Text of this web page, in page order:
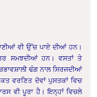
ਵੀ ਉੱਚ ਪਾਏ ਦੀਆਂ ਹਨ।
ਸਮਝਦੀਆਂ ਹਨ। ਵਸਤਾਂ ਤੇ
ਢੰਗ ਨਾਲ ਸਿਰਜਦੀਆਂ
ਵਰਣਿਤ ਦੋਵਾਂ ਪੁਸਤਕਾਂ ਵਿਚ
ਵੀ ਪੂਰਾ ਹੈ। ਇਨ੍ਹਾਂ ਵਿਚਲੇ